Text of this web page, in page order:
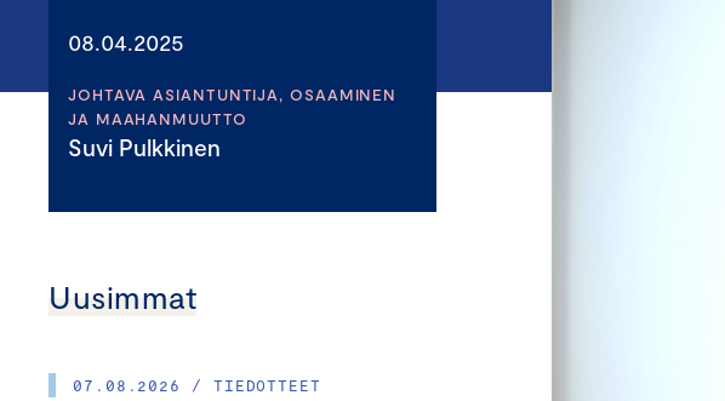
08.04.2025
JOHTAVA ASIANTUNTIJA, OSAAMINEN
JA MAAHANMUUTTO
Suvi Pulkkinen
Uusimmat
07.08.2026 / TIEDOTTEET